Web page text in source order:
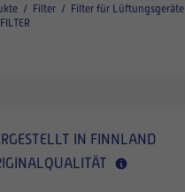
/ Filter / Filter für Lüftungsgeräte
IN FINNLAND